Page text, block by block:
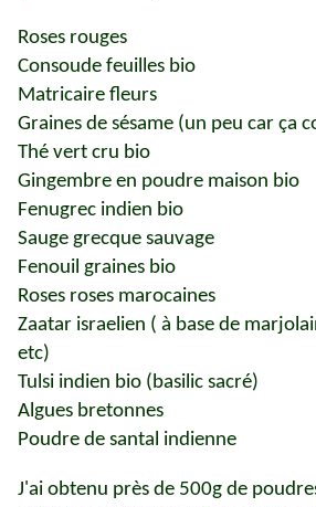
Roses rouges
Consoude feuilles bio
Matricaire fleurs
Graines de sésame (un peu car ça
Thé vert cru bio
Gingembre en poudre maison bio
Fenugrec indien bio
Sauge grecque sauvage
Fenouil graines bio
Roses roses marocaines
Zaatar israelien ( à base de
etc)
Tulsi indien bio (basilic sacré)
Algues bretonnes
Poudre de santal indienne
J'ai obtenu près de 500g de